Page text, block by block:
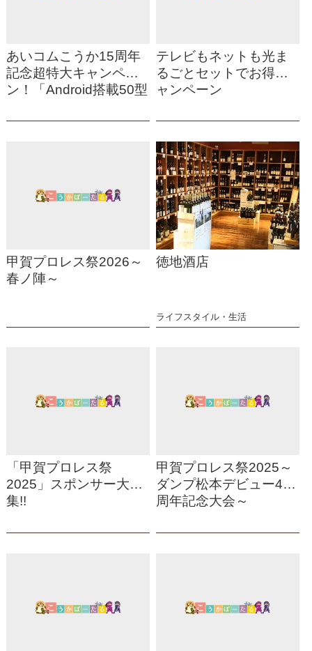
あいコムこうか15周年
記念超特大キャンペー
ン！「Android搭載50型
ント」
テレビもネットも光ま
るごとセットでお得キ
ャンペーン
甲賀プロレス祭2026～
春ノ陣～
徳地酒店
ライフスタイル・生活
「甲賀プロレス祭
2025」スポンサー大募
集!!
甲賀プロレス祭2025～
ダンプ松本デビュー40
周年記念大会～